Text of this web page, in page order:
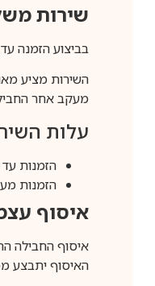
שירות
בביצוע הזמנה עד השעה 10:00 בימים א-ה. לא כולל שישי-
השירות מציע
מעקב אחר
עלות
הזמנות עד 399 ש"ח: 15.00 ש"ח
הזמנות מעל 400 ש"ח:
איסוף
איסוף החבילה החל מיום
האיסוף יתבצע